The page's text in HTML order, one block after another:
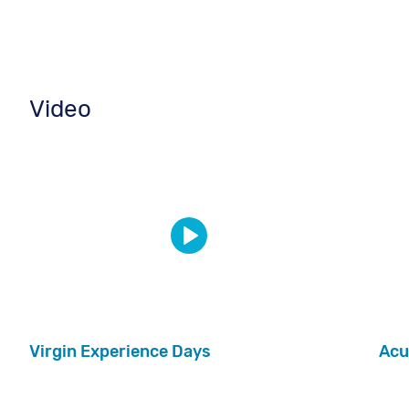
Video
Virgin Experience Days